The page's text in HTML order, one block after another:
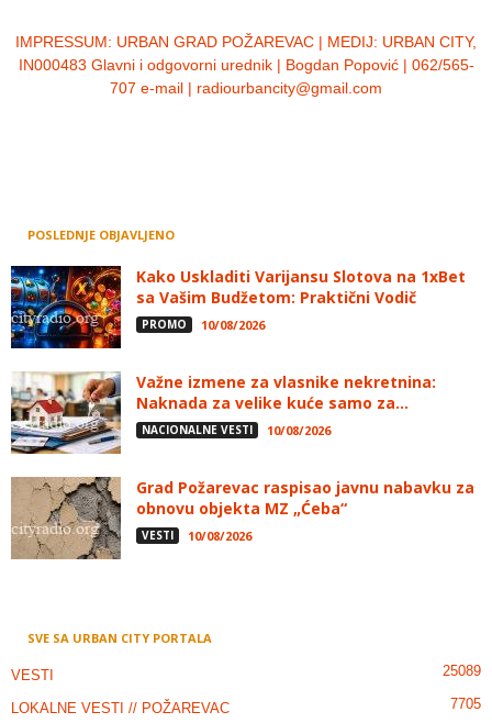
IMPRESSUM: URBAN GRAD POŽAREVAC | MEDIJ: URBAN CITY,
IN000483 Glavni i odgovorni urednik | Bogdan Popović | 062/565-
707 e-mail | radiourbancity@gmail.com
POSLEDNJE OBJAVLJENO
Kako Uskladiti Varijansu Slotova na 1xBet
sa Vašim Budžetom: Praktični Vodič
PROMO 10/08/2026
Važne izmene za vlasnike nekretnina:
Naknada za velike kuće samo za...
NACIONALNE VESTI 10/08/2026
Grad Požarevac raspisao javnu nabavku za
obnovu objekta MZ „Ćeba“
VESTI 10/08/2026
SVE SA URBAN CITY PORTALA
VESTI 25089
LOKALNE VESTI // POŽAREVAC 7705